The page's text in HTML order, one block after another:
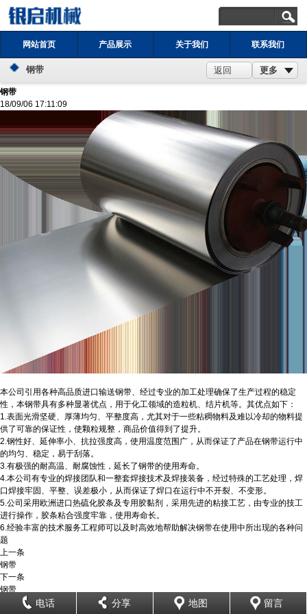
网站首页 产品展示 关于我们 联系我们
钢带 更多
返回
钢带
18/09/06 17:11:09
本公司引用各种高品质进口输送钢带、经过专业的加工处理确保了生产过程的稳定
性，本钢带具有多种显著优点，用于化工领域的造粒机、结片机等。其优点如下：
1.表面光滑坚硬、厚薄均匀、平整度高，尤其对于一些粘稠物料及难以冷却的物料提
供了可靠的保证性，使颗粒规整，商品价值得到了提升。
2.钢性好、延伸率小、抗拉强度高，使用温度范围广，从而保证了产品在钢带运行中
的均匀、稳定，易于刮落。
3.有极强的耐高温、耐腐蚀性，延长了钢带的使用寿命。
4.本公司有专业的焊接团队和一整套焊接技术及焊接装备，经过特殊的工艺处理，焊
口焊接牢固、平整、误差极小，从而保证了焊口在运行中不开裂、不变形。
5.公司采用欧洲进口热硫化胶条及专用胶黏剂，采用先进的粘接工艺，由专业的技工
进行操作，胶条粘合强度牢靠，使用寿命长。
6.经验丰富的技术服务工程师可以及时高效地帮助解决钢带在使用中所出现的各种问
题
上一条
钢带
下一条
钢带
电话 分享 地图 留言